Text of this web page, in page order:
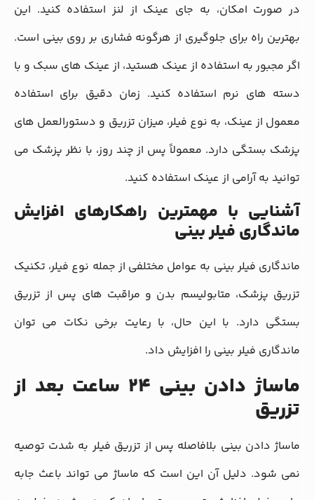
در صورت امکان، به جای عینک از لنز استفاده کنید. این
بهترین راه برای جلوگیری از هرگونه فشاری بر روی بینی است.
اگر مجبور به استفاده از عینک هستید، از عینک‌ های سبک و با
دسته ‌های نرم استفاده کنید. زمان دقیق برای استفاده
معمول از عینک، به نوع فیلر، میزان تزریق و دستورالعمل‌ های
پزشک بستگی دارد. معمولاً پس از چند روز، با نظر پزشک می
‌توانید به آرامی از عینک استفاده کنید.
آشنایی با مهمترین راهکارهای افزایش
ماندگاری فیلر بینی
ماندگاری فیلر بینی به عوامل مختلفی از جمله نوع فیلر، تکنیک
تزریق پزشک، متابولیسم بدن و مراقبت‌ های پس از تزریق
بستگی دارد. با این حال، با رعایت برخی نکات می‌ توان
ماندگاری فیلر بینی را افزایش داد.
ماساژ دادن بینی ۲۴ ساعت بعد از
تزریق
ماساژ دادن بینی بلافاصله پس از تزریق فیلر به شدت توصیه
نمی ‌شود. دلیل آن این است که ماساژ می‌ تواند باعث جابه‌